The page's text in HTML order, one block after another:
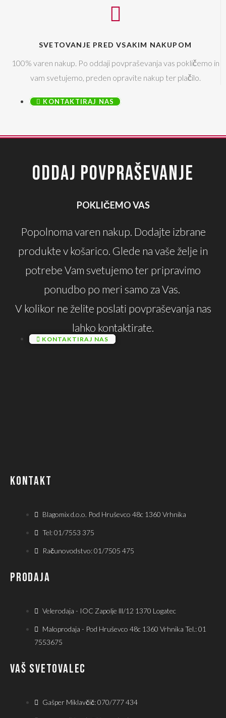
SVETOVANJE PRED VSAKIM NAKUPOM
100% varen nakup. Po oddaji povpraševanja vas pokličemo in
vam svetujemo, preden opravite nakup ter plačilo.
KONTAKTIRAJ NAS
ODDAJ POVPRAŠEVANJE
POKLIČEMO VAS
Popolnoma varen nakup. Dodajte izbrane
produkte v košarico. Glede na vaše želje in
potrebe Vam svetujemo ter pripravimo
ponudbo po meri samo za Vas.
V kolikor ne želite poslati povpraševanja nas
lahko kontaktirate.
KONTAKTIRAJ NAS
KONTAKT
Blagomix d.o.o. Pod Hruševco 48c 1360 Vrhnika
Tel: 01/7553 375
Računovodstvo: 01/7505 475
PRODAJA
Velerodaja - IOC Zapolje lll/12 1370 Logatec
Maloprodaja - Pod Hruševco 48c 1360 Vrhnika Tel.: 01
7553675
VAŠ SVETOVALEC
Gašper Miklavčič: 070/777 434